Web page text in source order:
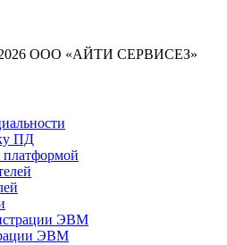
ООО «АЙТИ СЕРВИСЕЗ»
ПД
платформой
ЭВМ
ЭВМ